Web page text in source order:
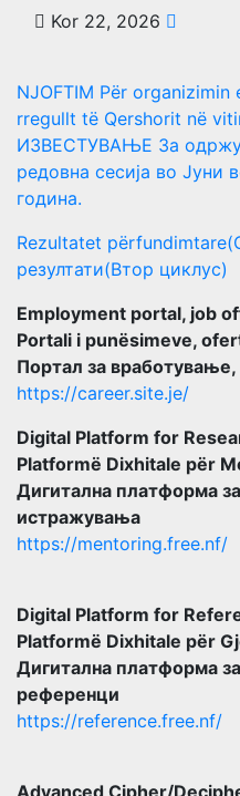
Kor 22, 2026
NJOFTIM Për
rregullt të Qershorit në
ИЗВЕСТУВАЊЕ За
редовна сесија во Јуни
година.
Rezultatet
резултати(Втор циклус)
Employment portal, job
Portali i punësimeve,
Портал за вработување,
https://career.site.je/
Digital Platform for
Platformë Dixhitale për
Дигитална платформа
истражувања
https://mentoring.free.nf/
Digital Platform for
Platformë Dixhitale për
Дигитална платформа
референци
https://reference.free.nf/
Advanced Cipher/